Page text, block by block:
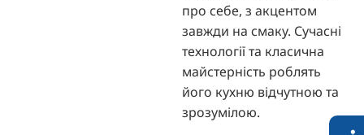
про себе, з акцентом
завжди на смаку. Сучасні
технології та класична
майстерність роблять
його кухню відчутною та
зрозумілою.